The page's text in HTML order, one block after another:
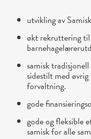
utvikling av
økt rekruttering til
samisk
sidestilt med
forvaltning.
gode
gode og fleksible
samisk for alle